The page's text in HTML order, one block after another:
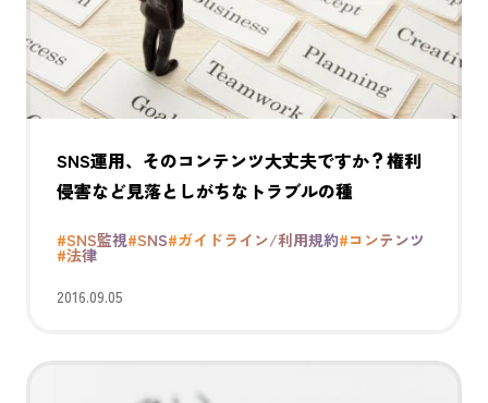
SNS運用、そのコンテンツ大丈夫ですか？権利
侵害など見落としがちなトラブルの種
#SNS監視#SNS#ガイドライン/利用規約#コンテンツ
#法律
2016.09.05